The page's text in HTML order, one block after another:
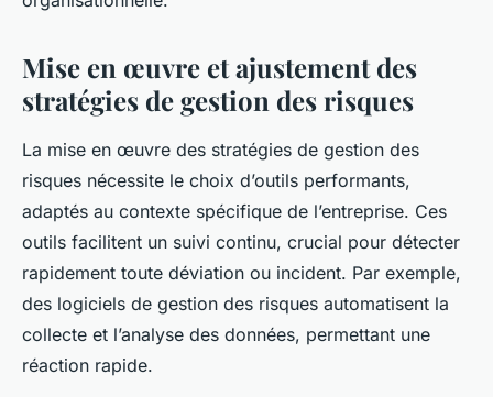
Mise en œuvre et ajustement des
stratégies de gestion des risques
La mise en œuvre des stratégies de gestion des
risques nécessite le choix d’outils performants,
adaptés au contexte spécifique de l’entreprise. Ces
outils facilitent un suivi continu, crucial pour détecter
rapidement toute déviation ou incident. Par exemple,
des logiciels de gestion des risques automatisent la
collecte et l’analyse des données, permettant une
réaction rapide.